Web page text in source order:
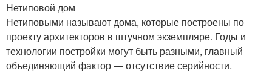
Нетиповой дом
Нетиповыми называют дома, которые построены по
проекту архитекторов в штучном экземпляре. Годы и
технологии постройки могут быть разными, главный
объединяющий фактор — отсутствие серийности.